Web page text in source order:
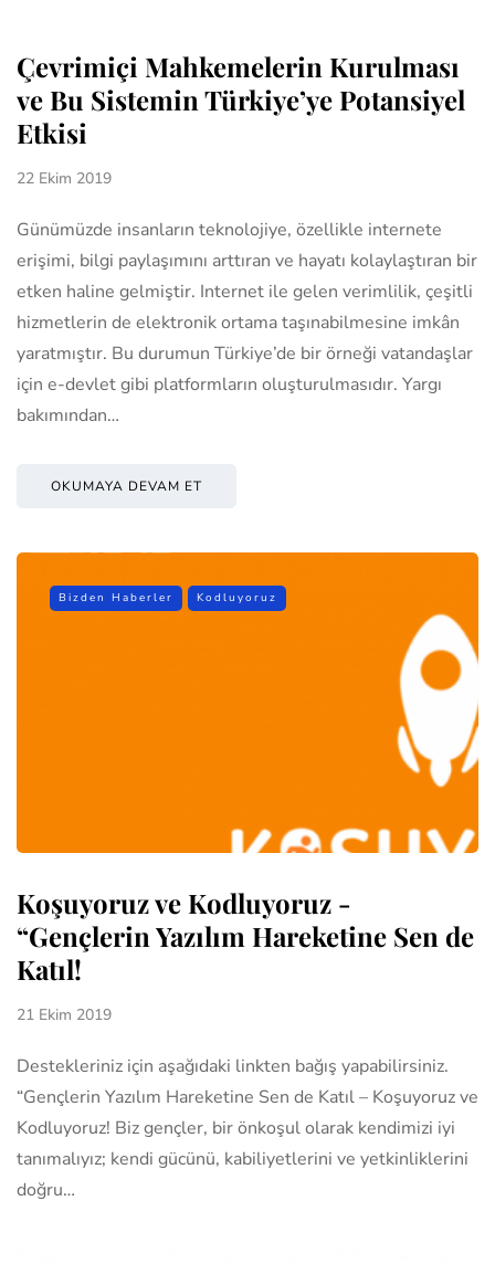
Çevrimiçi Mahkemelerin Kurulması
ve Bu Sistemin Türkiye’ye Potansiyel
Etkisi
22 Ekim 2019
Günümüzde insanların teknolojiye, özellikle internete
erişimi, bilgi paylaşımını arttıran ve hayatı kolaylaştıran bir
etken haline gelmiştir. Internet ile gelen verimlilik, çeşitli
hizmetlerin de elektronik ortama taşınabilmesine imkân
yaratmıştır. Bu durumun Türkiye’de bir örneği vatandaşlar
için e-devlet gibi platformların oluşturulmasıdır. Yargı
bakımından…
OKUMAYA DEVAM ET
Bizden Haberler Kodluyoruz
Koşuyoruz ve Kodluyoruz -
“Gençlerin Yazılım Hareketine Sen de
Katıl!
21 Ekim 2019
Destekleriniz için aşağıdaki linkten bağış yapabilirsiniz.
“Gençlerin Yazılım Hareketine Sen de Katıl – Koşuyoruz ve
Kodluyoruz! Biz gençler, bir önkoşul olarak kendimizi iyi
tanımalıyız; kendi gücünü, kabiliyetlerini ve yetkinliklerini
doğru…